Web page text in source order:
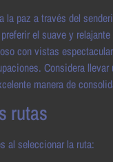
la paz a través del
el suave y
con vistas
Considera
manera de
rutas
al seleccionar la ruta: